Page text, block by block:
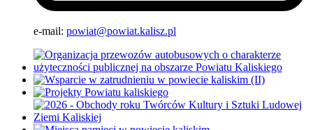
e-mail: powiat@powiat.kalisz.pl